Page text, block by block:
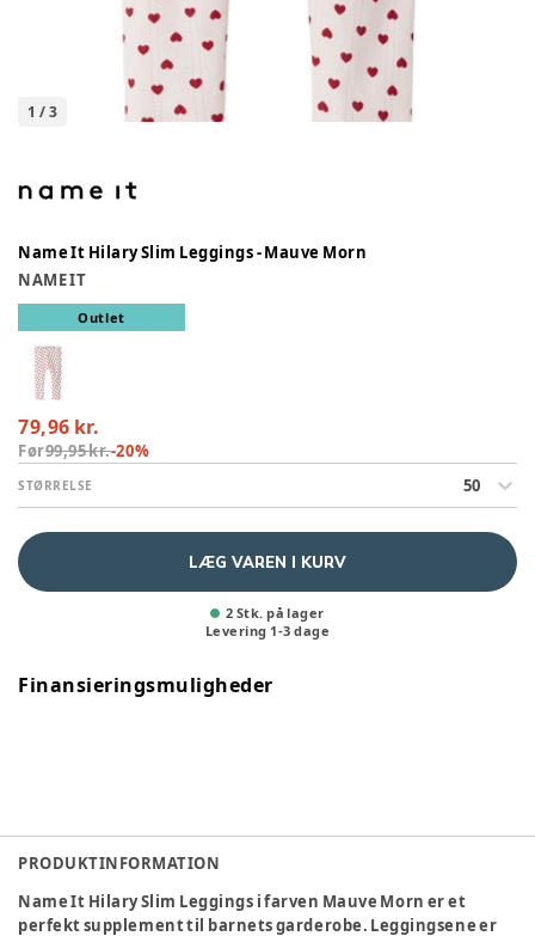
1 /3
Name It Hilary Slim Leggings - Mauve Morn
NAME IT
Outlet
79,96 kr.
Før99,95 kr.-20%
STØRRELSE 50
LÆG VAREN I KURV
2 Stk. på lager
Levering 1-3 dage
Finansieringsmuligheder
PRODUKTINFORMATION
Name It Hilary Slim Leggings i farven Mauve Morn er et
perfekt supplement til barnets garderobe. Leggingsene er